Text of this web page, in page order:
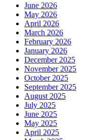
June 2026
May 2026
April 2026
March 2026
February 2026
January 2026
December 2025
November 2025
October 2025
September 2025
August 2025
July 2025
June 2025
May 2025
April 2025